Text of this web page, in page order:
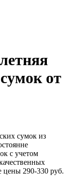
от
сумок из
с учетом
цены 290-330 руб.